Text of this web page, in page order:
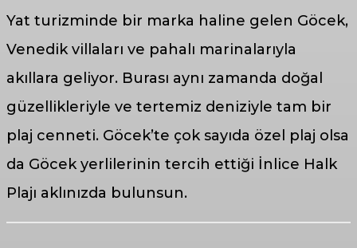
Yat turizminde bir marka haline gelen Göcek,
Venedik villaları ve pahalı marinalarıyla
akıllara geliyor. Burası aynı zamanda doğal
güzellikleriyle ve tertemiz deniziyle tam bir
plaj cenneti. Göcek’te çok sayıda özel plaj olsa
da Göcek yerlilerinin tercih ettiği İnlice Halk
Plajı aklınızda bulunsun.